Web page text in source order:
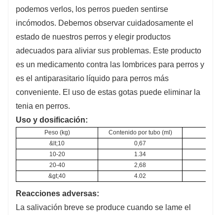
podemos verlos, los perros pueden sentirse
incómodos. Debemos observar cuidadosamente el
estado de nuestros perros y elegir productos
adecuados para aliviar sus problemas. Este producto
es un medicamento contra las lombrices para perros y
es el antiparasitario líquido para perros más
conveniente. El uso de estas gotas puede eliminar la
tenia en perros.
Uso y dosificación:
Peso (kg) Contenido por tubo (ml)
&lt;10
0,67
10-20
1.34
20-40
2,68
&gt;40
4.02
Reacciones adversas:
La salivación breve se produce cuando se lame el